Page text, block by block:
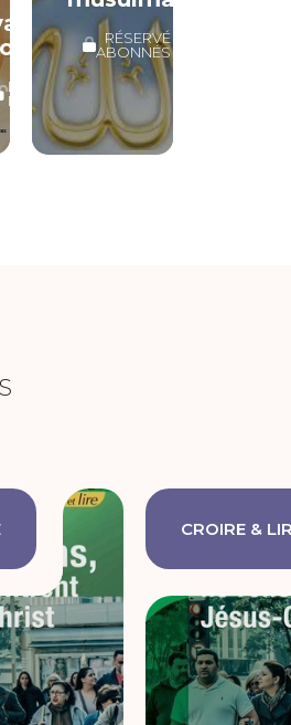
LECTURE
LIBRE
RÉSERVÉ
ABONNÉS
CROIRE &